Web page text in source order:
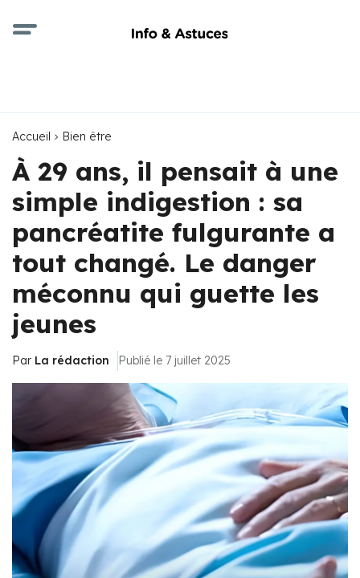
Accueil Bien être
À 29 ans, il pensait à une
simple indigestion : sa
pancréatite fulgurante a
tout changé. Le danger
méconnu qui guette les
jeunes
Par La rédaction Publié le 7 juillet 2025